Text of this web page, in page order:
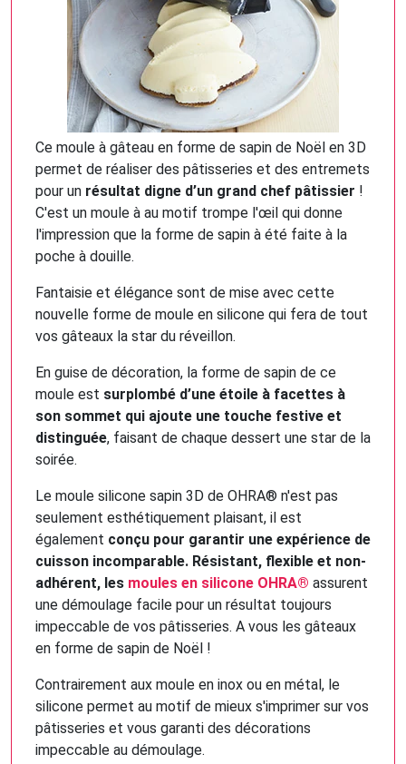
Ce moule à gâteau en forme de sapin de Noël en 3D
permet de réaliser des pâtisseries et des entremets
pour un résultat digne d’un grand chef pâtissier !
C'est un moule à au motif trompe l'œil qui donne
l'impression que la forme de sapin à été faite à la
poche à douille.
Fantaisie et élégance sont de mise avec cette
nouvelle forme de moule en silicone qui fera de tout
vos gâteaux la star du réveillon.
En guise de décoration, la forme de sapin de ce
moule est surplombé d’une étoile à facettes à
son sommet qui ajoute une touche festive et
distinguée, faisant de chaque dessert une star de la
soirée.
Le moule silicone sapin 3D de OHRA® n'est pas
seulement esthétiquement plaisant, il est
également conçu pour garantir une expérience de
cuisson incomparable. Résistant, flexible et non-
adhérent, les moules en silicone OHRA® assurent
une démoulage facile pour un résultat toujours
impeccable de vos pâtisseries. A vous les gâteaux
en forme de sapin de Noël !
Contrairement aux moule en inox ou en métal, le
silicone permet au motif de mieux s'imprimer sur vos
pâtisseries et vous garanti des décorations
impeccable au démoulage.